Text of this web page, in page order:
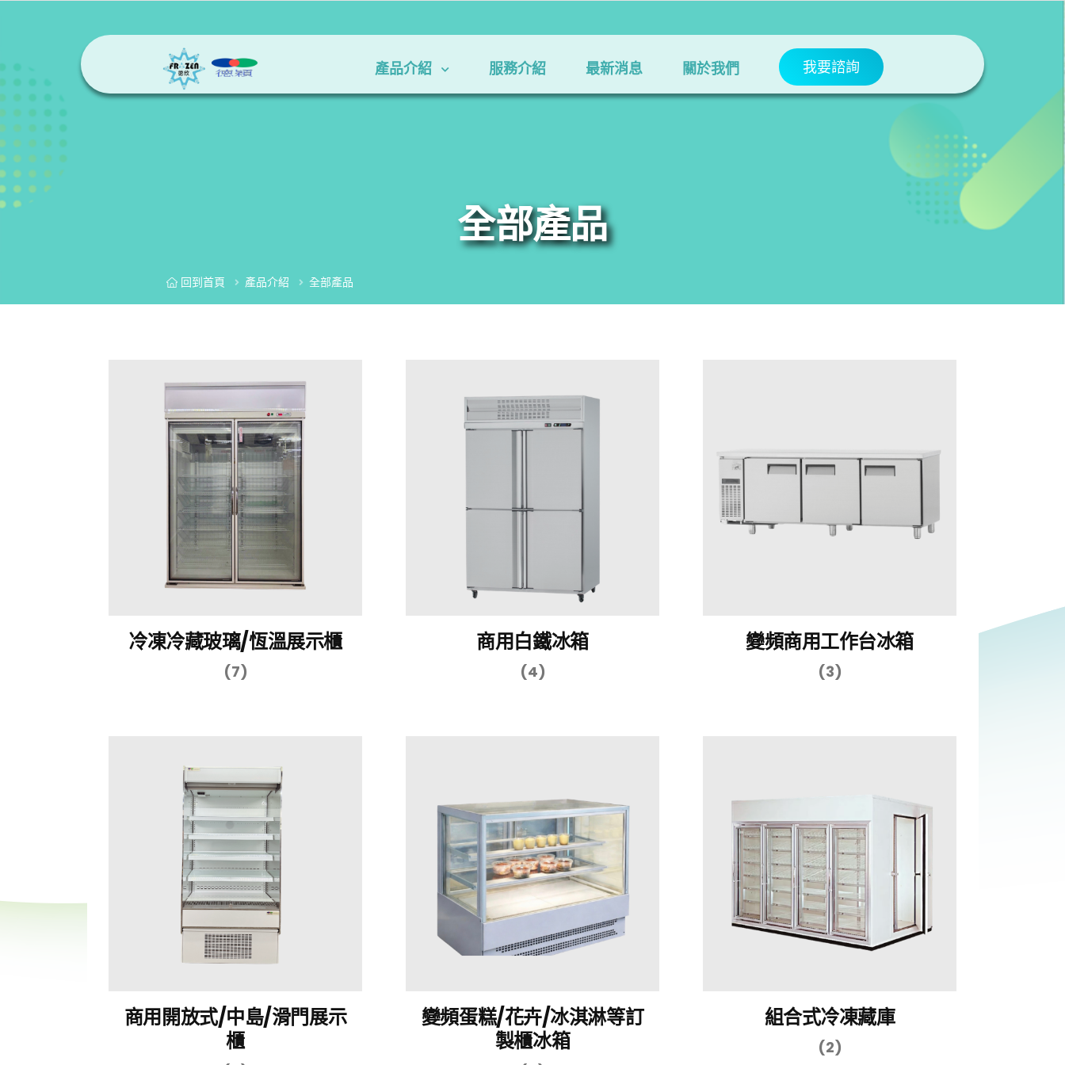
產品介紹 服務介紹 最新消息 關於我們 我要諮詢
全部產品
回到首頁 產品介紹 全部產品
冷凍冷藏玻璃/恆溫展示櫃
(7)
商用白鐵冰箱
(4)
變頻商用工作台冰箱
(3)
商用開放式/中島/滑門展示
櫃
變頻蛋糕/花卉/冰淇淋等訂
製櫃冰箱
組合式冷凍藏庫
(2)